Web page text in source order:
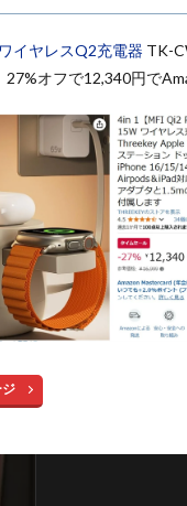
イヤレスQ2充電器 TK-
オフで12,340円で